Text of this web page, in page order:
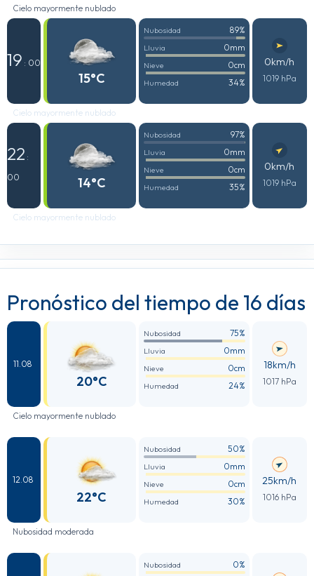
Cielo mayormente nublado
19 : 00
15°C
Nubosidad 89%
Lluvia 0mm
Nieve 0cm
Humedad 34%
0km/h
1019 hPa
Cielo mayormente nublado
22 :
00
14°C
Nubosidad 97%
Lluvia 0mm
Nieve 0cm
Humedad 35%
0km/h
1019 hPa
Cielo mayormente nublado
Pronóstico del tiempo de 16 días
11.08
20°C
Nubosidad 75%
Lluvia 0mm
Nieve 0cm
Humedad 24%
18km/h
1017 hPa
Cielo mayormente nublado
12.08
22°C
Nubosidad 50%
Lluvia 0mm
Nieve 0cm
Humedad 30%
25km/h
1016 hPa
Nubosidad moderada
Nubosidad 0%